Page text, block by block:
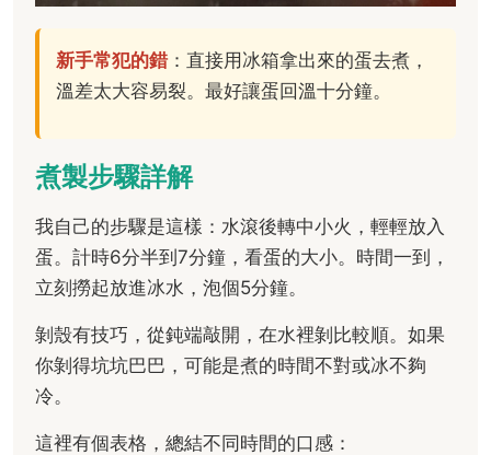
新手常犯的錯：直接用冰箱拿出來的蛋去煮，
溫差太大容易裂。最好讓蛋回溫十分鐘。
煮製步驟詳解
我自己的步驟是這樣：水滾後轉中小火，輕輕放入
蛋。計時6分半到7分鐘，看蛋的大小。時間一到，
立刻撈起放進冰水，泡個5分鐘。
剝殼有技巧，從鈍端敲開，在水裡剝比較順。如果
你剝得坑坑巴巴，可能是煮的時間不對或冰不夠
冷。
這裡有個表格，總結不同時間的口感：